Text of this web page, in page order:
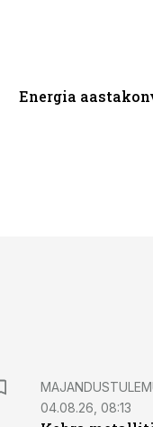
Energia
04.08.26, 08:13